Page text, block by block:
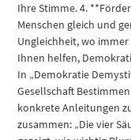
Ihre Stimme. 4.
Menschen gleich und
Ungleichheit, wo immer
Ihnen helfen,
In „Demokratie
Gesellschaft
konkrete Anleitungen
zusammen: „Die vier